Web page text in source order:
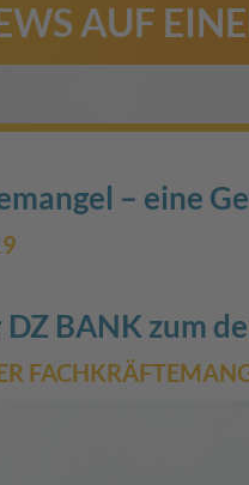
AUF
– eine
BANK zum